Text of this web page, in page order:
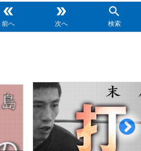

前へ

次へ

検索